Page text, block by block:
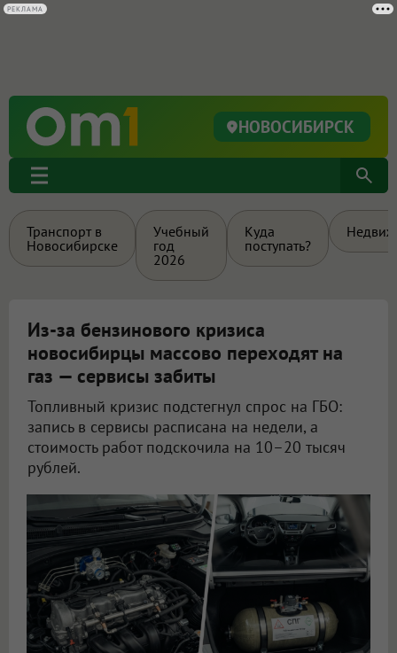
НОВОСИБИРСК
Транспорт в
Новосибирске
Учебный
год
2026
Куда
поступать?
Из-за бензинового кризиса
новосибирцы массово переходят на
газ — сервисы забиты
Топливный кризис подстегнул спрос на ГБО:
запись в сервисы расписана на недели, а
стоимость работ подскочила на 10–20 тысяч
рублей.
РЕКЛАМА